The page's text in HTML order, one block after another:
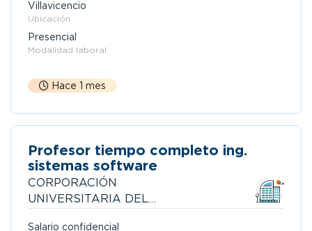
Villavicencio
Ubicación
Presencial
Modalidad laboral
Hace 1 mes
Profesor tiempo completo ing.
sistemas software
CORPORACIÓN
UNIVERSITARIA DEL
Salario confidencial